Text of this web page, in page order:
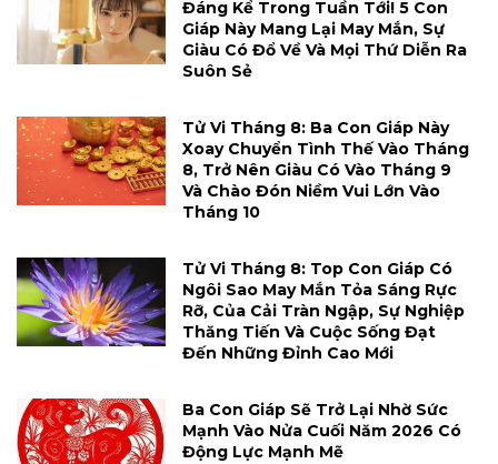
Đáng Kể Trong Tuần Tới! 5 Con
Giáp Này Mang Lại May Mắn, Sự
Giàu Có Đổ Về Và Mọi Thứ Diễn Ra
Suôn Sẻ
Tử Vi Tháng 8: Ba Con Giáp Này
Xoay Chuyển Tình Thế Vào Tháng
8, Trở Nên Giàu Có Vào Tháng 9
Và Chào Đón Niềm Vui Lớn Vào
Tháng 10
Tử Vi Tháng 8: Top Con Giáp Có
Ngôi Sao May Mắn Tỏa Sáng Rực
Rỡ, Của Cải Tràn Ngập, Sự Nghiệp
Thăng Tiến Và Cuộc Sống Đạt
Đến Những Đỉnh Cao Mới
Ba Con Giáp Sẽ Trở Lại Nhờ Sức
Mạnh Vào Nửa Cuối Năm 2026 Có
Động Lực Mạnh Mẽ